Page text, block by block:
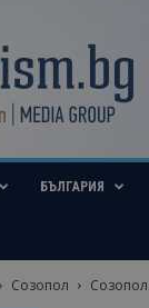
БЪЛГАРИЯ
Созопол